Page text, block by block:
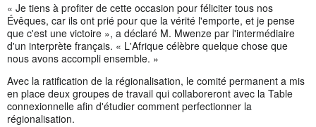
« Je tiens à profiter de cette occasion pour féliciter tous nos
Évêques, car ils ont prié pour que la vérité l'emporte, et je pense
que c'est une victoire », a déclaré M. Mwenze par l'intermédiaire
d'un interprète français. « L'Afrique célèbre quelque chose que
nous avons accompli ensemble. »
Avec la ratification de la régionalisation, le comité permanent a mis
en place deux groupes de travail qui collaboreront avec la Table
connexionnelle afin d'étudier comment perfectionner la
régionalisation.